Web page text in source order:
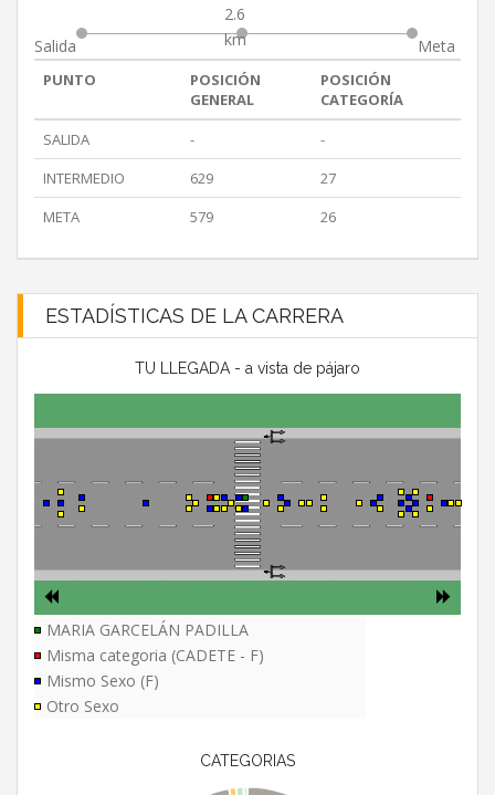
Salida
2.6
km
Meta
PUNTO
POSICIÓN
GENERAL
POSICIÓN
CATEGORÍA
SALIDA
-
-
INTERMEDIO
629
27
META
579 26
ESTADÍSTICAS DE LA CARRERA
TU LLEGADA - a vista de pájaro
MARIA GARCELÁN PADILLA
Misma categoria (CADETE - F)
Mismo Sexo (F)
Otro Sexo
CATEGORIAS